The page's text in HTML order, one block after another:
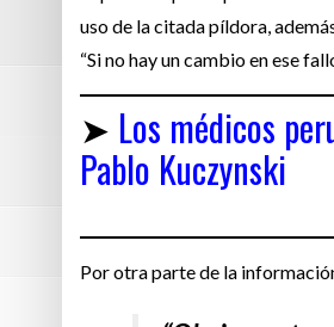
uso de la citada píldora,
“Si no hay un cambio en ese
➤ Los médicos
Pablo Kuczynski
Por otra parte de la